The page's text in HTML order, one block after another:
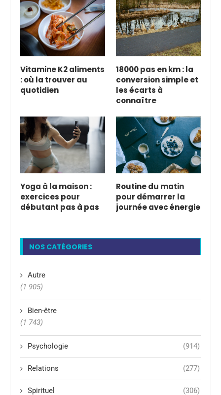
Vitamine K2 aliments
: où la trouver au
quotidien
18000 pas en km : la
conversion simple et
les écarts à
connaître
Yoga à la maison :
exercices pour
débutant pas à pas
Routine du matin
pour démarrer la
journée avec énergie
NOS CATÉGORIES
Autre
(1 905)
Bien-être
(1 743)
Psychologie (914)
Relations (277)
Spirituel (306)